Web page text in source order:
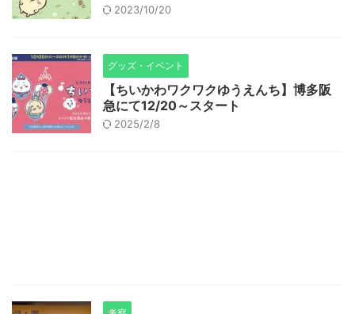
2023/10/20
グッズ・イベント
【ちいかわワクワクゆうえんち】博多阪
急にて12/20～スタート
2025/2/8